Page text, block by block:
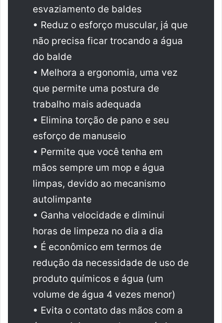
esvaziamento de baldes
• Reduz o esforço muscular, já que
não precisa ficar trocando a água
do balde
• Melhora a ergonomia, uma vez
que permite uma postura de
trabalho mais adequada
• Elimina torção de pano e seu
esforço de manuseio
• Permite que você tenha em
mãos sempre um mop e água
limpas, devido ao mecanismo
autolimpante
• Ganha velocidade e diminui
horas de limpeza no dia a dia
• É econômico em termos de
redução da necessidade de uso de
produto químicos e água (um
volume de água 4 vezes menor)
• Evita o contato das mãos com a